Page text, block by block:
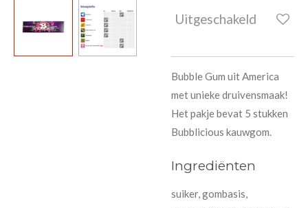
Uitgeschakeld
Bubble Gum uit America
met unieke druivensmaak!
Het pakje bevat 5 stukken
Bubblicious kauwgom.
Ingrediënten
suiker, gombasis,